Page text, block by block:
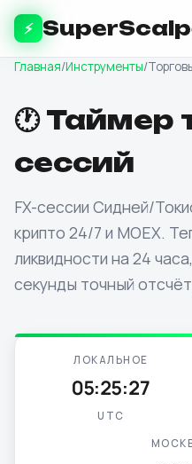
⚡
Главная/Инструменты/
🕐 Таймер
сессий
FX-сессии Сидней/
крипто 24/7 и MOEX.
ликвидности на 24
секунды точный
ЛОКАЛЬНОЕ
05:25:28
UTC